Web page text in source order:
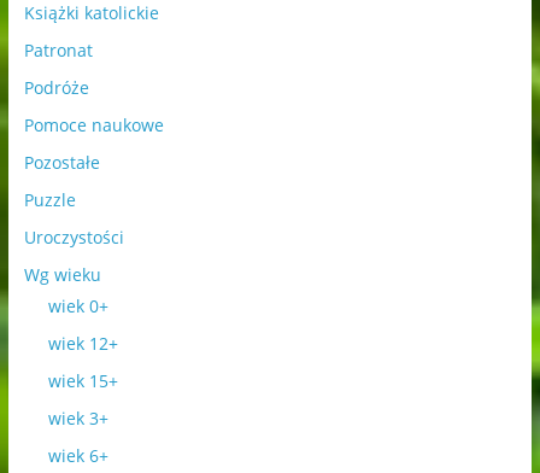
Książki katolickie
Patronat
Podróże
Pomoce naukowe
Pozostałe
Puzzle
Uroczystości
Wg wieku
wiek 0+
wiek 12+
wiek 15+
wiek 3+
wiek 6+